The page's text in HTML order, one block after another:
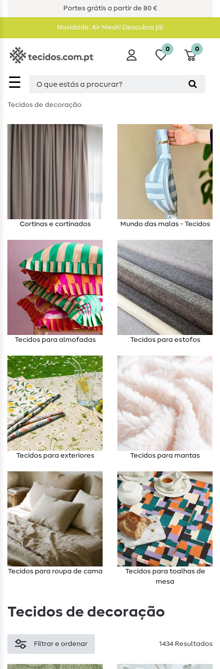
Portes grátis a partir de 80 €
Novidade: Air Mesh! Descubra já!
☰
0 0
Tecidos de decoração
Cortinas e cortinados Mundo das malas - Tecidos
Tecidos para almofadas Tecidos para estofos
Tecidos para exteriores Tecidos para mantas
Tecidos para roupa de cama
Tecidos para toalhas de
mesa
Tecidos de decoração
Filtrar e ordenar 1434 Resultados